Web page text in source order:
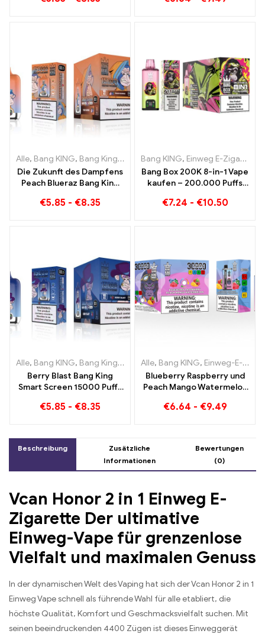
Alle, Bang KING, Bang King Smart Screen 15000 Puff ,Einweg-E-
Die Zukunft des Dampfens
Peach Blueraz Bang King
€5.85 - €8.35
Bang KING, Einweg E-Zigaretten
Bang Box 200K 8-in-1 Vape
kaufen – 200.000 Puffs
€7.24 - €10.50
Alle, Bang KING, Bang King Smart Screen 15000 Puff ,Einweg-E-
Berry Blast Bang King
Smart Screen 15000 Puffs
neuen Generation
€5.85 - €8.35
Alle, Bang KING, Einweg-E-Zigaretten Litauen
Blueberry Raspberry und
Peach Mango Watermelon
Puffs EINWEG E-
Kombination
€6.64 - €9.49
Beschreibung
Zusätzliche
Informationen
Bewertungen
(0)
Vcan Honor 2 in 1 Einweg E-
Zigarette Der ultimative
Einweg-Vape für grenzenlose
Vielfalt und maximalen Genuss
In der dynamischen Welt des Vaping hat sich der Vcan Honor 2 in 1
Einweg Vape schnell als führende Wahl für alle etabliert, die
höchste Qualität, Komfort und Geschmacksvielfalt suchen. Mit
seinen beeindruckenden 4400 Zügen ist dieses Einweggerät